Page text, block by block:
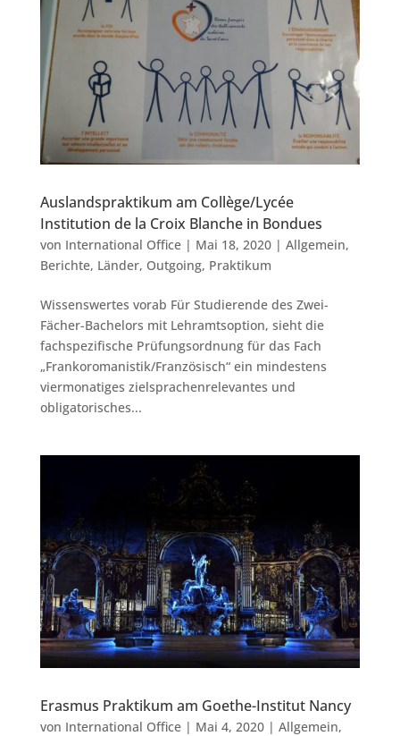
Auslandspraktikum am Collège/Lycée
Institution de la Croix Blanche in Bondues
von International Office| Mai 18, 2020| Allgemein,
Berichte, Länder, Outgoing, Praktikum
Wissenswertes vorab Für Studierende des Zwei-
Fächer-Bachelors mit Lehramtsoption, sieht die
fachspezifische Prüfungsordnung für das Fach
„Frankoromanistik/Französisch“ ein mindestens
viermonatiges zielsprachenrelevantes und
obligatorisches...
Erasmus Praktikum am Goethe-Institut Nancy
von International Office| Mai 4, 2020| Allgemein,